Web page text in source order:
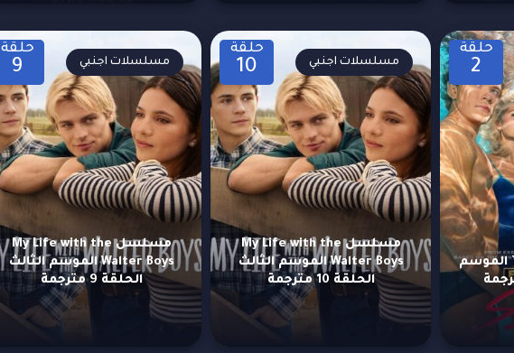
حلقة
2
مسلسل The Shards الموسم
حلقة
10
مسلسل My Life with the
Walter Boys الموسم الثالث
الحلقة 10 مترجمة
مسلسلات اجنبي
حلقة
9
مسلسل My Life with the
Walter Boys الموسم الثالث
الحلقة 9 مترجمة
مسلسلات اجنبي